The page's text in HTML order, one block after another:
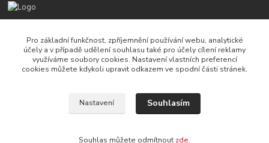
Po-Čt, 8-16 hod./ Pá 8-13 hod.
info@naradi-stetka.cz
Pro základní funkčnost, zpříjemnění používání webu, analytické
účely a v případě udělení souhlasu také pro účely cílení reklamy
využíváme soubory cookies. Nastavení vlastních preferencí
cookies můžete kdykoli upravit odkazem ve spodní části stránek.
Nastavení Souhlasím
Souhlas můžete odmítnout zde.